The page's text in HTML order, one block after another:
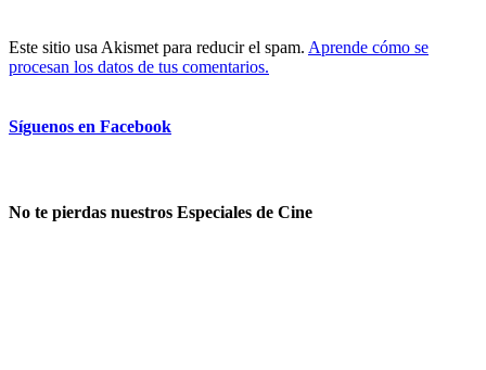
Este sitio usa Akismet para reducir el spam. Aprende cómo se
procesan los datos de tus comentarios.
Síguenos en Facebook
No te pierdas nuestros Especiales de Cine